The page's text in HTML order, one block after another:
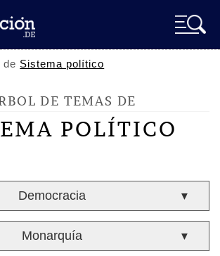
de Sistema político
DE TEMAS DE
POLÍTICO
Democracia ▼
Monarquía ▼